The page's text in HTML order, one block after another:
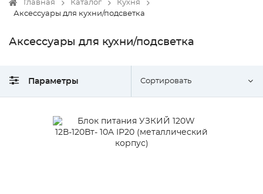
Главная Каталог
Кухня
Аксессуары для кухни/подсветка
Аксессуары для кухни/подсветка
Параметры Сортировать